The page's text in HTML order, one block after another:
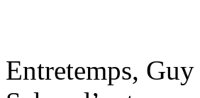
Entretemps,